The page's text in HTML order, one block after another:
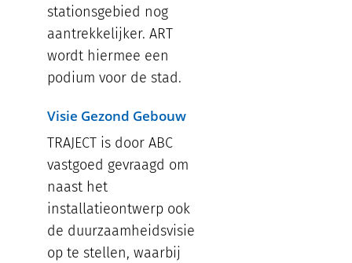
stationsgebied nog
aantrekkelijker. ART
wordt hiermee een
podium voor de stad.
Visie Gezond Gebouw
TRAJECT is door ABC
vastgoed gevraagd om
naast het
installatieontwerp ook
de duurzaamheidsvisie
op te stellen, waarbij